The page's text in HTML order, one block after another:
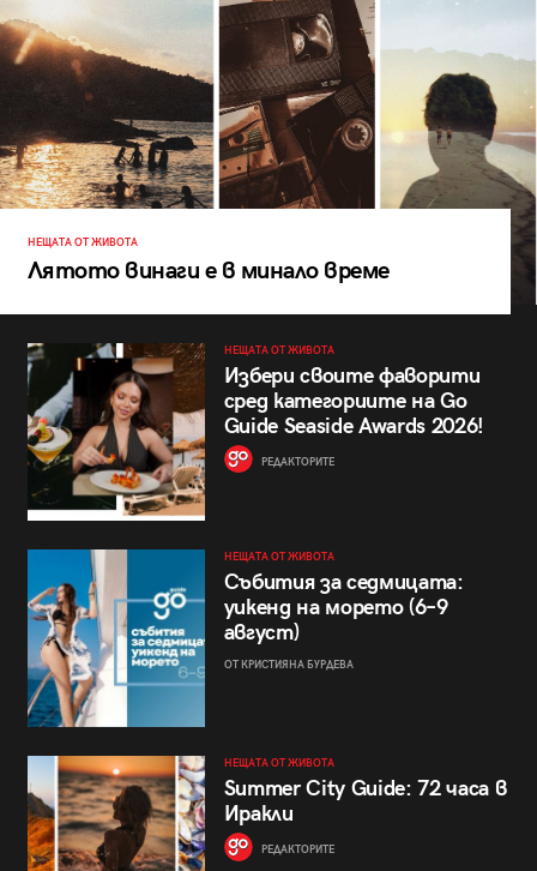
НЕЩАТА ОТ ЖИВОТА
Лятото винаги е в минало време
НЕЩАТА ОТ ЖИВОТА
Избери своите фаворити
сред категориите на Go
Guide Seaside Awards 2026!
РЕДАКТОРИТЕ
НЕЩАТА ОТ ЖИВОТА
Събития за седмицата:
уикенд на морето (6–9
август)
ОТ КРИСТИЯНА БУРДЕВА
НЕЩАТА ОТ ЖИВОТА
Summer City Guide: 72 часа в
Иракли
РЕДАКТОРИТЕ